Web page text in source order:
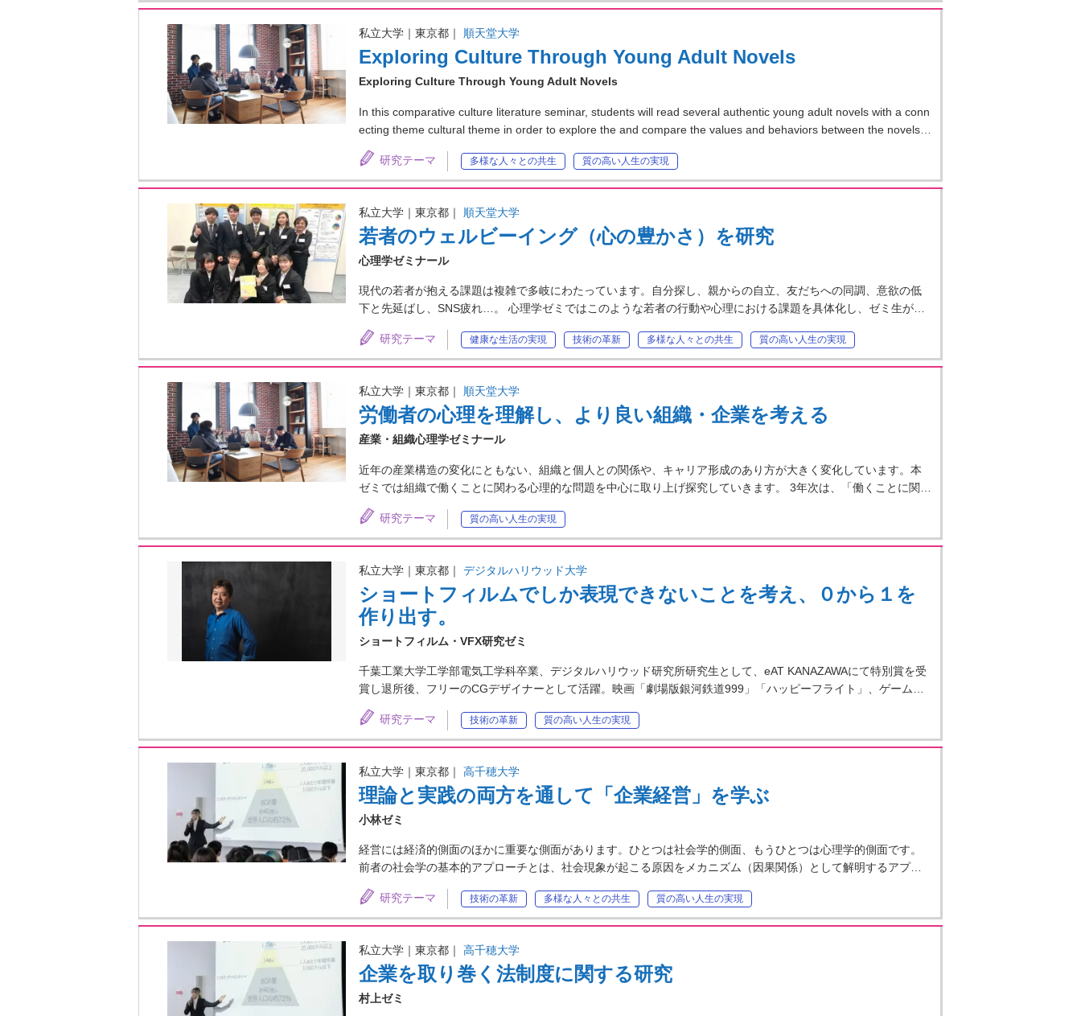
私立大学｜東京都｜ 順天堂大学
Exploring Culture Through Young Adult Novels
Exploring Culture Through Young Adult Novels
In this comparative culture literature seminar, students will read several authentic young adult novels with a conn
ecting theme cultural theme in order to explore the and compare the values and behaviors between the novels…
研究テーマ 多様な人々との共生 質の高い人生の実現
私立大学｜東京都｜ 順天堂大学
若者のウェルビーイング（心の豊かさ）を研究
心理学ゼミナール
現代の若者が抱える課題は複雑で多岐にわたっています。自分探し、親からの自立、友だちへの同調、意欲の低
下と先延ばし、SNS疲れ…。 心理学ゼミではこのような若者の行動や心理における課題を具体化し、ゼミ生が…
研究テーマ 健康な生活の実現 技術の革新 多様な人々との共生 質の高い人生の実現
私立大学｜東京都｜ 順天堂大学
労働者の心理を理解し、より良い組織・企業を考える
産業・組織心理学ゼミナール
近年の産業構造の変化にともない、組織と個人との関係や、キャリア形成のあり方が大きく変化しています。本
ゼミでは組織で働くことに関わる心理的な問題を中心に取り上げ探究していきます。 3年次は、「働くことに関…
研究テーマ 質の高い人生の実現
私立大学｜東京都｜デジタルハリウッド大学
ショートフィルムでしか表現できないことを考え、０から１を
作り出す。
ショートフィルム・VFX研究ゼミ
千葉工業大学工学部電気工学科卒業、デジタルハリウッド研究所研究生として、eAT KANAZAWAにて特別賞を受
賞し退所後、フリーのCGデザイナーとして活躍。映画「劇場版銀河鉄道999」「ハッピーフライト」、ゲーム…
研究テーマ 技術の革新 質の高い人生の実現
私立大学｜東京都｜高千穂大学
理論と実践の両方を通して「企業経営」を学ぶ
小林ゼミ
経営には経済的側面のほかに重要な側面があります。ひとつは社会学的側面、もうひとつは心理学的側面です。
前者の社会学の基本的アプローチとは、社会現象が起こる原因をメカニズム（因果関係）として解明するアプ…
研究テーマ 技術の革新 多様な人々との共生 質の高い人生の実現
私立大学｜東京都｜高千穂大学
企業を取り巻く法制度に関する研究
村上ゼミ